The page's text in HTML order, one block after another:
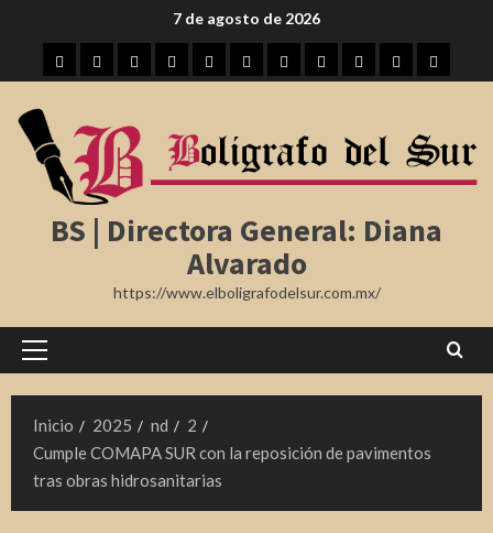
contenido
7 de agosto de 2026
InicioTampicoMaderoAltamiraTamaulipas
RegiónNota MéxicoInternacional
Farándula
BS | Directora General: Diana
Alvarado
https://www.elboligrafodelsur.com.mx/
Menú
Inicio
2025 nd
2
Cumple COMAPA SUR con la reposición de pavimentos
tras obras hidrosanitarias